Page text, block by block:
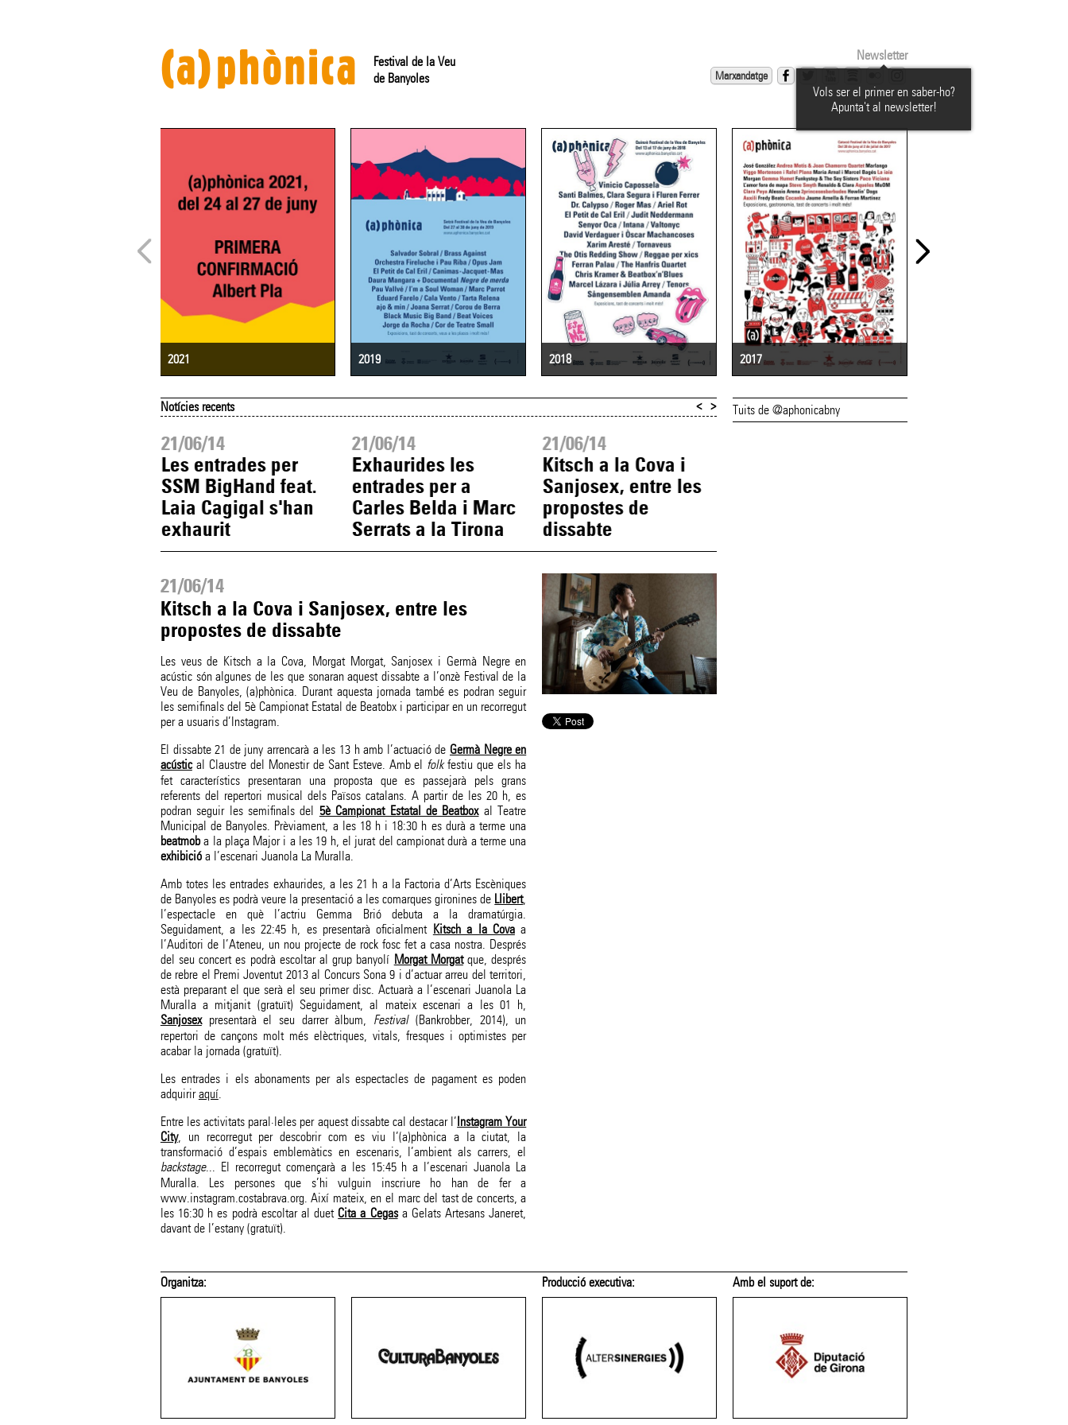
Festival de la Veu
de Banyoles
Newsletter
Marxandatge
Vols ser el primer en saber-ho?
Apunta't al newsletter!
2021 2019 2018 2017
Notícies recents
21/06/14
Les entrades per
SSM BigHand feat.
Laia Cagigal s'han
exhaurit
21/06/14
Exhaurides les
entrades per a
Carles Belda i Marc
Serrats a la Tirona
21/06/14
Kitsch a la Cova i
Sanjosex, entre les
propostes de
dissabte
< >
21/06/14
Kitsch a la Cova i Sanjosex, entre les
propostes de dissabte
Les veus de Kitsch a la Cova, Morgat Morgat, Sanjosex i Germà Negre en
acústic són algunes de les que sonaran aquest dissabte a l’onzè Festival de la
Veu de Banyoles, (a)phònica. Durant aquesta jornada també es podran seguir
les semifinals del 5è Campionat Estatal de Beatobx i participar en un recorregut
per a usuaris d’Instagram.
El dissabte 21 de juny arrencarà a les 13 h amb l’actuació de Germà Negre en
acústical Claustre del Monestir de Sant Esteve. Amb el folkfestiu que els ha
fet característics presentaran una proposta que es passejarà pels grans
referents del repertori musical dels Països catalans. A partir de les 20 h, es
podran seguir les semifinals del 5è Campionat Estatal de Beatboxal Teatre
Municipal de Banyoles. Prèviament, a les 18 h i 18:30 h es durà a terme una
beatmoba la plaça Major i a les 19 h, el jurat del campionat durà a terme una
exhibicióa l’escenari Juanola La Muralla.
Amb totes les entrades exhaurides, a les 21 h a la Factoria d’Arts Escèniques
de Banyoles es podrà veure la presentació a les comarques gironines de Llibert,
l’espectacle en què l’actriu Gemma Brió debuta a la dramatúrgia.
Seguidament, a les 22:45 h, es presentarà oficialment Kitsch a la Covaa
l’Auditori de l’Ateneu, un nou projecte de rock fosc fet a casa nostra. Després
del seu concert es podrà escoltar al grup banyolí Morgat Morgatque, després
de rebre el Premi Joventut 2013 al Concurs Sona 9 i d’actuar arreu del territori,
està preparant el que serà el seu primer disc. Actuarà a l’escenari Juanola La
Muralla a mitjanit (gratuït) Seguidament, al mateix escenari a les 01 h,
Sanjosexpresentarà el seu darrer àlbum, Festival(Bankrobber, 2014), un
repertori de cançons molt més elèctriques, vitals, fresques i optimistes per
acabar la jornada (gratuït).
Les entrades i els abonaments per als espectacles de pagament es poden
adquiriraquí.
Entre les activitats paral·leles per aquest dissabte cal destacar l’ Instagram Your
City, un recorregut per descobrir com es viu l’(a)phònica a la ciutat, la
transformació d’espais emblemàtics en escenaris, l’ambient als carrers, el
backstage... El recorregut començarà a les 15:45 h a l’escenari Juanola La
Muralla. Les persones que s’hi vulguin inscriure ho han de fer a
www.instagram.costabrava.org. Així mateix, en el marc del tast de concerts, a
les 16:30 h es podrà escoltar al duet Cita a Cegasa Gelats Artesans Janeret,
davant de l’estany (gratuït).
Tuits de @aphonicabny
Amb el suport de: Membre de: